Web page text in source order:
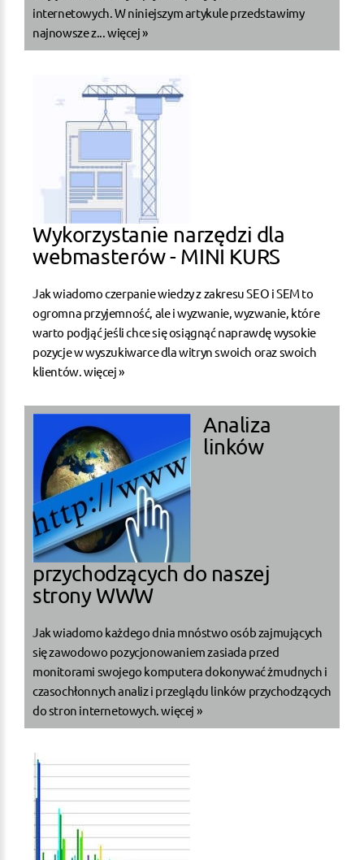
internetowych. W niniejszym artykule przedstawimy
najnowsze z... więcej »
Wykorzystanie narzędzi dla
webmasterów - MINI KURS
Jak wiadomo czerpanie wiedzy z zakresu SEO i SEM to
ogromna przyjemność, ale i wyzwanie, wyzwanie, które
warto podjąć jeśli chce się osiągnąć naprawdę wysokie
pozycje w wyszukiwarce dla witryn swoich oraz swoich
klientów. więcej »
Analiza
linków
przychodzących do naszej
strony WWW
Jak wiadomo każdego dnia mnóstwo osób zajmujących
się zawodowo pozycjonowaniem zasiada przed
monitorami swojego komputera dokonywać żmudnych i
czasochłonnych analiz i przeglądu linków przychodzących
do stron internetowych.więcej »